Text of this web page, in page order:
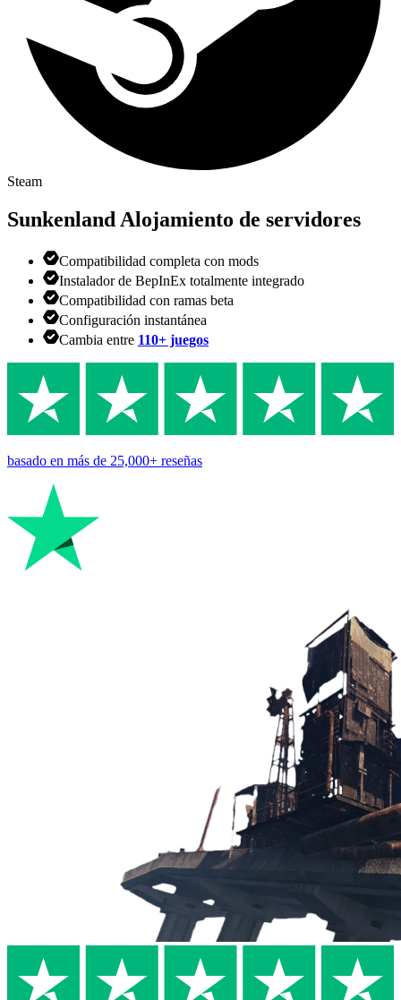
Steam
Sunkenland Alojamiento de servidores
Compatibilidad completa con mods
Instalador de BepInEx totalmente integrado
Compatibilidad con ramas beta
Configuración instantánea
Cambia entre 110+ juegos
basado en más de 25,000+ reseñas